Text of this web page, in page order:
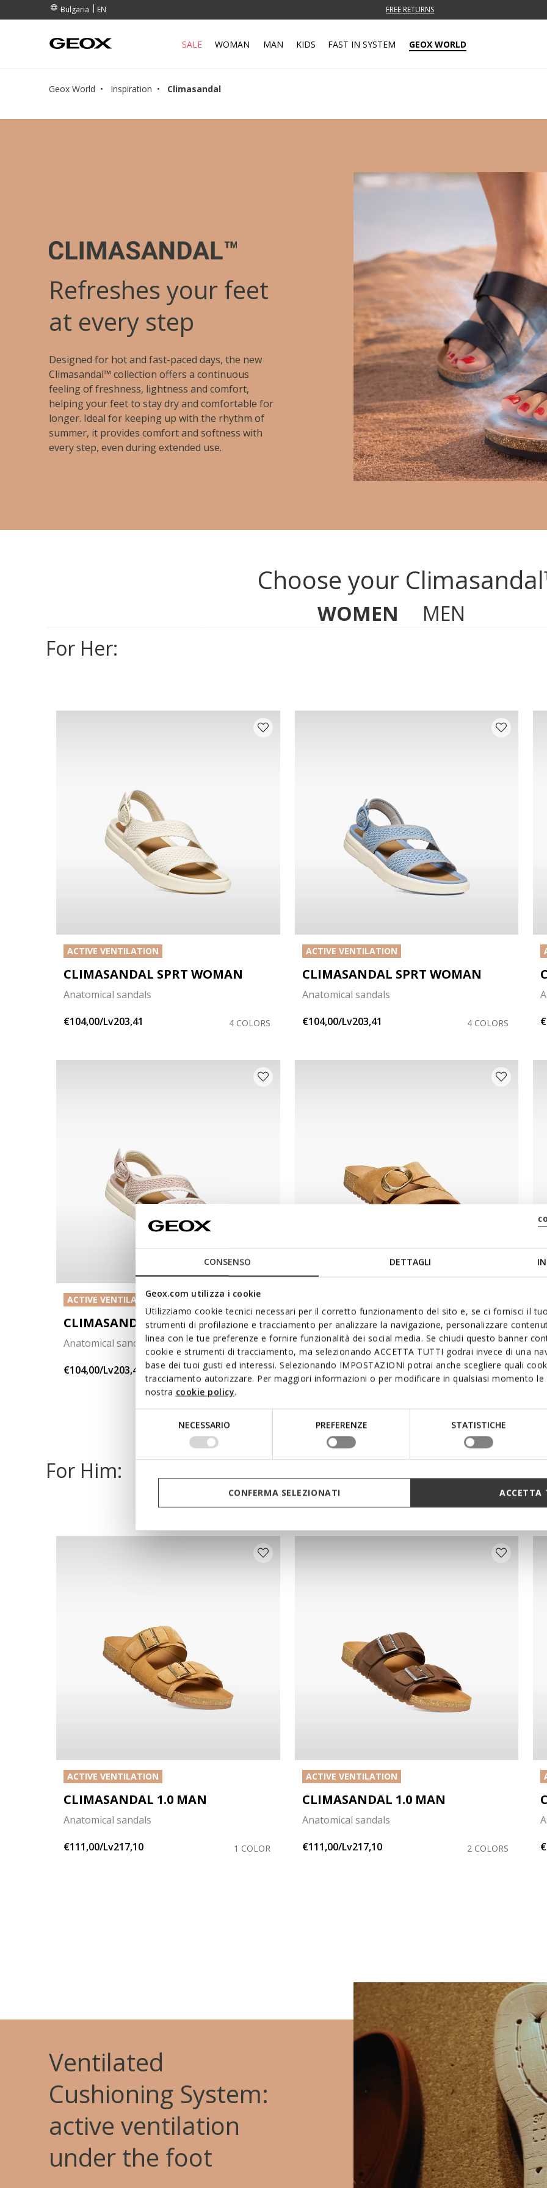
CONSENSO DETTAGLI
Geox.com utilizza i cookie
Utilizziamo cookie tecnici necessari per il corretto funzionamento del sito e, se ci fornisci il
strumenti di profilazione e tracciamento per analizzare la navigazione, personalizzare
linea con le tue preferenze e fornire funzionalità dei social media. Se chiudi questo banner
cookie e strumenti di tracciamento, ma selezionando ACCETTA TUTTI godrai invece di una
base dei tuoi gusti ed interessi. Selezionando IMPOSTAZIONI potrai anche scegliere quali
tracciamento autorizzare. Per maggiori informazioni o per modificare in qualsiasi momento
nostra cookie policy.
NECESSARIO PREFERENZE STATISTICHE
CONFERMA SELEZIONATI ACCETTA
Bulgaria EN
OVER 99,00 € FREE RETURNS
OVER 99,00 €
SALE WOMAN MAN KIDS FAST IN SYSTEM GEOX WORLD
Geox World Inspiration Climasandal
Refreshes your feet
at every step
Designed for hot and fast-paced days, the new
Climasandal™ collection offers a continuous
feeling of freshness, lightness and comfort,
helping your feet to stay dry and comfortable for
longer. Ideal for keeping up with the rhythm of
summer, it provides comfort and softness with
every step, even during extended use.
For Her:
Choose your
WOMEN MEN
ACTIVE VENTILATION
CLIMASANDAL SPRT WOMAN
Anatomical sandals
€104,00/Lv203,41
4 COLORS
ACTIVE VENTILATION
CLIMASANDAL SPRT WOMAN
Anatomical sandals
€104,00/Lv203,41
4 COLORS
ACTIVE VENTILATION
CLIMASANDAL SPRT WOMAN
Anatomical sandals
€104,00/Lv203,41
4 COLORS
CLIMASANDAL 1.0 WOMAN
Anatomical sandals
€111,00/Lv217,10
1 COLOR
For Him:
ACTIVE VENTILATION
CLIMASANDAL 1.0 MAN
Anatomical sandals
€111,00/Lv217,10
1 COLOR
ACTIVE VENTILATION
CLIMASANDAL 1.0 MAN
Anatomical sandals
€111,00/Lv217,10
2 COLORS
Ventilated
Cushioning System:
active ventilation
under the foot